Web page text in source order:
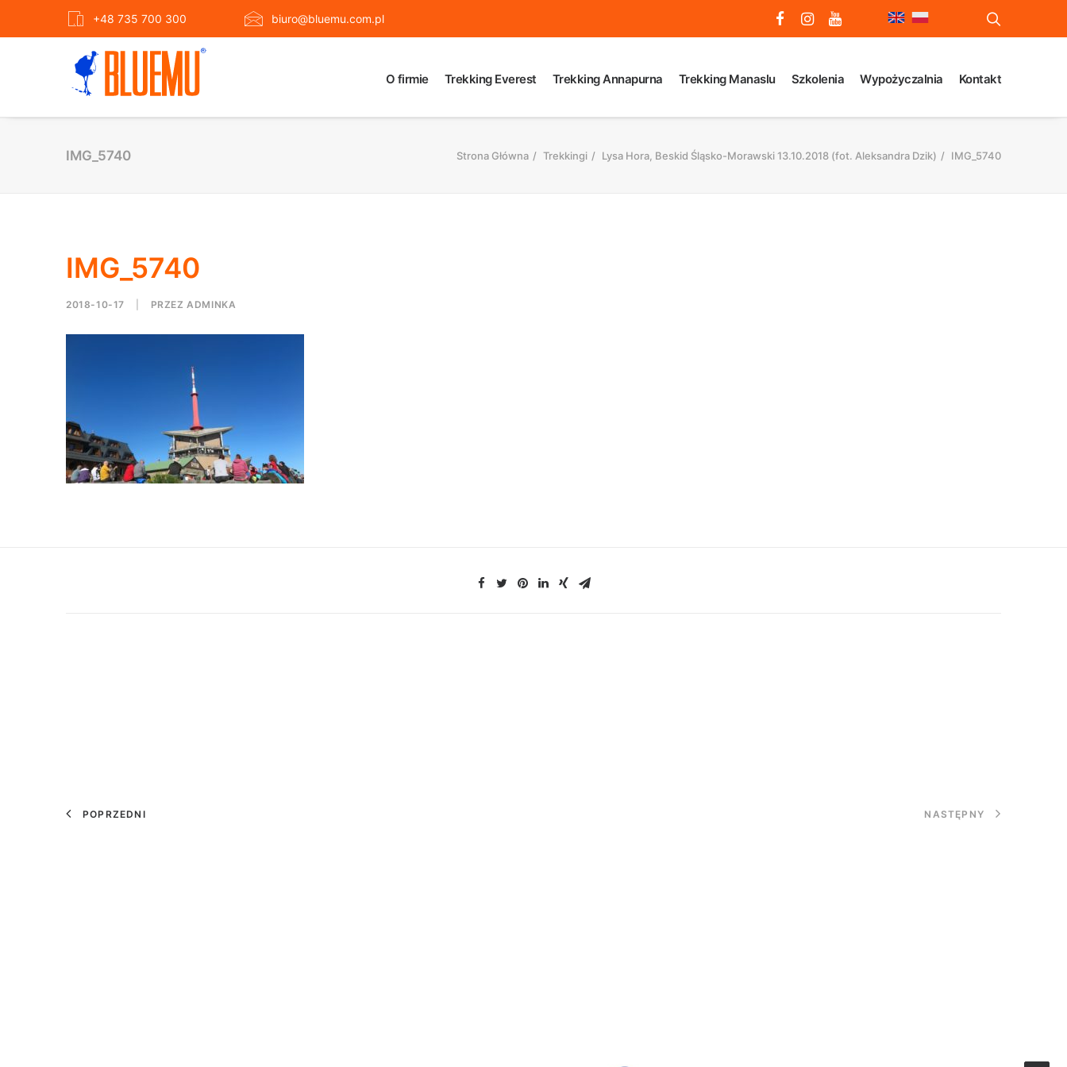
+48 735 700 300 biuro@bluemu.com.pl
O firmie Trekking Everest Trekking Annapurna Trekking Manaslu Szkolenia Wypożyczalnia Kontakt
IMG_5740 Strona Główna Trekkingi Lysa Hora, Beskid Śląsko-Morawski 13.10.2018 (fot. Aleksandra Dzik) IMG_5740
IMG_5740
2018-10-17 PRZEZADMINKA
POPRZEDNI NASTĘPNY